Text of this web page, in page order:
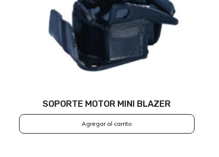
SOPORTE MOTOR MINI BLAZER
Agregar al carrito